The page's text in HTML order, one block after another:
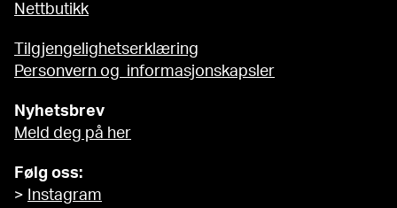
Nettbutikk
Tilgjengelighetserklæring
Personvern og informasjonskapsler
Nyhetsbrev
Meld deg på her
Følg oss:
>
Instagram